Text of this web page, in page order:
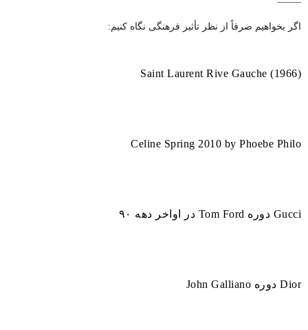
اگر بخواهیم صرفاً از نظر تأثیر فرهنگی نگاه کنیم:
Saint Laurent Rive Gauche (1966)
Celine Spring 2010 by Phoebe Philo
Gucci دوره Tom Ford در اواخر دهه ۹۰
Dior دوره John Galliano